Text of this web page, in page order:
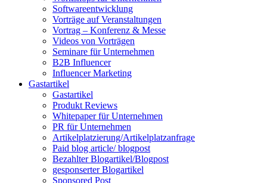
Softwareentwicklung
Vorträge auf Veranstaltungen
Vortrag – Konferenz & Messe
Videos von Vorträgen
Seminare für Unternehmen
B2B Influencer
Influencer Marketing
Gastartikel
Gastartikel
Produkt Reviews
Whitepaper für Unternehmen
PR für Unternehmen
Artikelplatzierung/Artikelplatzanfrage
Paid blog article/ blogpost
Bezahlter Blogartikel/Blogpost
gesponserter Blogartikel
Sponsored Post